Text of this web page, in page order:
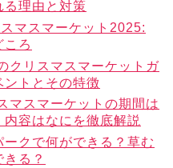
る理由と対策
マスマーケット2025:
ころ
クリスマスマーケットガ
ントとその特徴
マスマーケットの期間は
容はなにを徹底解説
クで何ができる？草む
る？